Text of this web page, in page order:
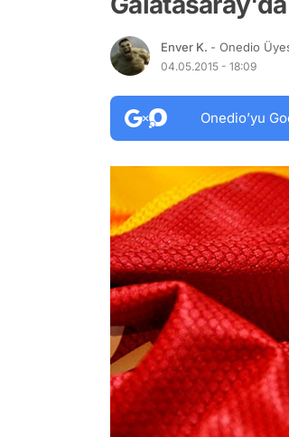
Enver K. - Onedio
04.05.2015 - 18:09
Onedio’yu